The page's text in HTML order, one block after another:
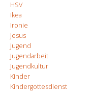
HSV
Ikea
Ironie
Jesus
Jugend
Jugendarbeit
Jugendkultur
Kinder
Kindergottesdienst